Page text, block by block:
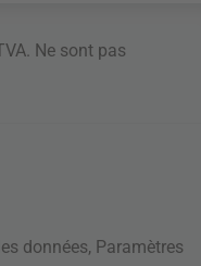
Ne sont pas
données, Paramètres